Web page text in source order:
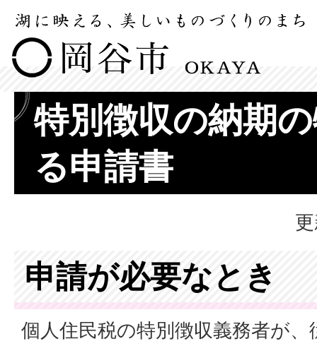
特別徴収の納期
る申請書
申請が必要なとき
個人住民税の特別徴収義務者が